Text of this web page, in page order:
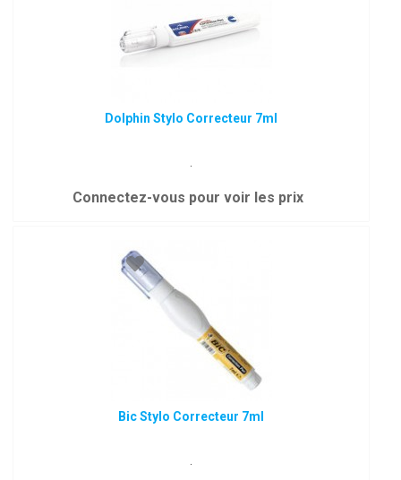
Dolphin Stylo Correcteur 7ml
.
Connectez-vous pour voir les prix
Bic Stylo Correcteur 7ml
.